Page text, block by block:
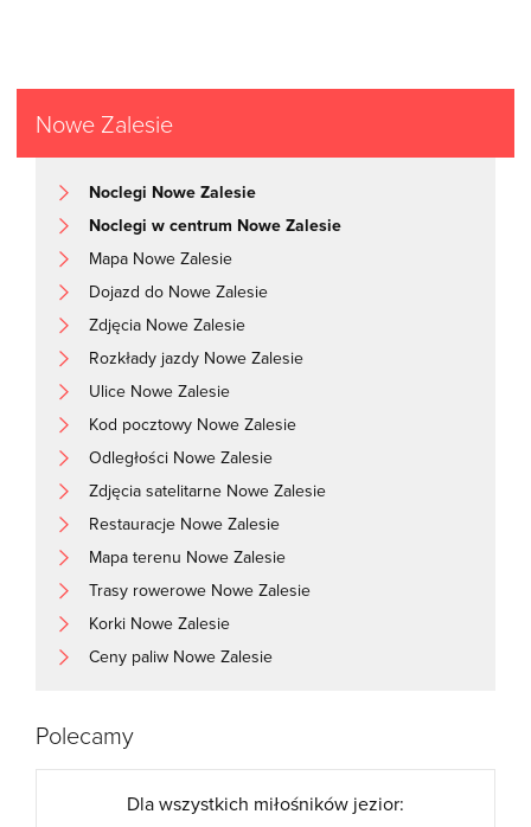
Nowe Zalesie
Noclegi Nowe Zalesie
Noclegi w centrum Nowe Zalesie
Mapa Nowe Zalesie
Dojazd do Nowe Zalesie
Zdjęcia Nowe Zalesie
Rozkłady jazdy Nowe Zalesie
Ulice Nowe Zalesie
Kod pocztowy Nowe Zalesie
Odległości Nowe Zalesie
Zdjęcia satelitarne Nowe Zalesie
Restauracje Nowe Zalesie
Mapa terenu Nowe Zalesie
Trasy rowerowe Nowe Zalesie
Korki Nowe Zalesie
Ceny paliw Nowe Zalesie
Polecamy
Dla wszystkich miłośników jezior: